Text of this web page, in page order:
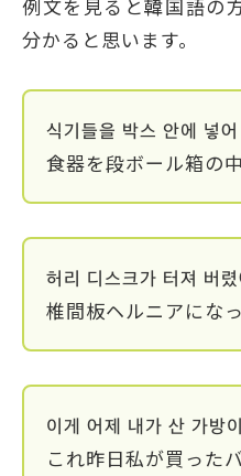
例文を見ると韓国語の
分かると思います。
식기들을 박스 안에 넣
食器を段ボール箱の
허리 디스크가 터져 버
椎間板ヘルニアにな
이게 어제 내가 산 가방
これ昨日私が買った